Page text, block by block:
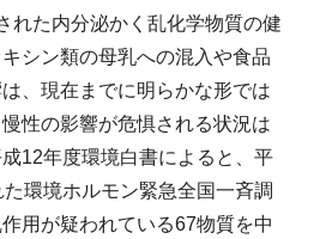
た内分泌かく乱化学物質の健
シン類の母乳への混入や食品
、現在までに明らかな形では
性の影響が危惧される状況は
12年度環境白書によると、平
環境ホルモン緊急全国一斉調
用が疑われている67物質を中